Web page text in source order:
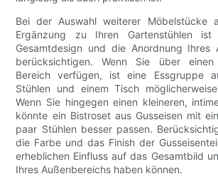
Bei der Auswahl weiterer Möbelstücke
Ergänzung zu Ihren Gartenstühlen
Gesamtdesign und die Anordnung Ihres
berücksichtigen. Wenn Sie über
Bereich verfügen, ist eine Essgruppe
Stühlen und einem Tisch
Wenn Sie hingegen einen kleineren,
könnte ein Bistroset aus Gusseisen mit
paar Stühlen besser passen.
die Farbe und das Finish der
erheblichen Einfluss auf das Gesamtbild
Ihres Außenbereichs haben können.